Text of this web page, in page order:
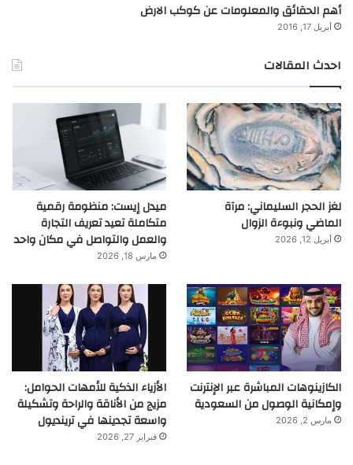
أهم الحقائق والمعلومات عن كوكب الارض
أبريل 17, 2016
احدث المقالات
لغز الحجر السليماني: مرآة
الماضي ونبوءة الزوال
أبريل 12, 2026
ميدل إيست: منظومة رقمية
متكاملة تعيد تعريف التجارة
والعمل والتواصل في مكان واحد
مارس 18, 2026
الكازينوهات المباشرة عبر الإنترنت
وإمكانية الوصول من السعودية
مارس 2, 2026
الأزياء الذكية للأمهات الحوامل:
مزيج من الأناقة والراحة وتشكيلة
واسعة تجدينها في ترينديول
فبراير 27, 2026